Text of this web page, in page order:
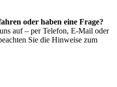
oder haben eine Frage?
auf – per Telefon, E-Mail oder
Sie die Hinweise zum